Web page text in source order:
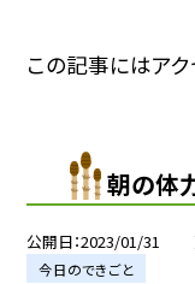
この記事にはア
朝の体
公開日 2023/01/31
今日のできごと